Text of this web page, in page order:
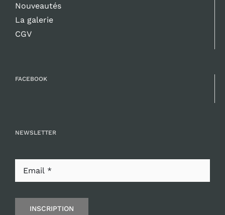
Nouveautés
La galerie
CGV
FACEBOOK
NEWSLETTER
INSCRIPTION